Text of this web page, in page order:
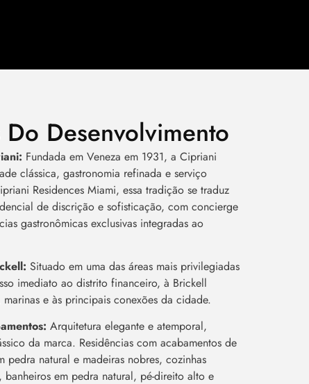
Do Desenvolvimento
Fundada em Veneza em 1931, a Cipriani
clássica, gastronomia refinada e serviço
Residences Miami, essa tradição se traduz
de discrição e sofisticação, com concierge
gastronômicas exclusivas integradas ao
Situado em uma das áreas mais privilegiadas
imediato ao distrito financeiro, à Brickell
marinas e às principais conexões da cidade.
Arquitetura elegante e atemporal,
da marca. Residências com acabamentos de
pedra natural e madeiras nobres, cozinhas
banheiros em pedra natural, pé-direito alto e